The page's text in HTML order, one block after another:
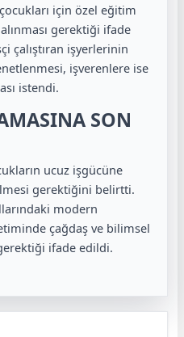
için özel eğitim
gerektiği ifade
çalıştıran işyerlerinin
işverenlere ise
istendi.
SON
ucuz işgücüne
gerektiğini belirtti.
modern
çağdaş ve bilimsel
ifade edildi.